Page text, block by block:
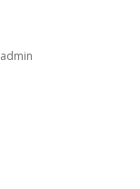
admin